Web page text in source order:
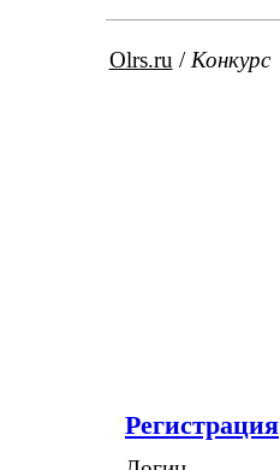
Olrs.ru / Конкурс
Регистрация